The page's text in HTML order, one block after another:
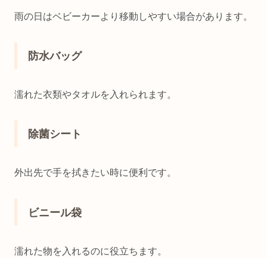
雨の日はベビーカーより移動しやすい場合があります。
防水バッグ
濡れた衣類やタオルを入れられます。
除菌シート
外出先で手を拭きたい時に便利です。
ビニール袋
濡れた物を入れるのに役立ちます。